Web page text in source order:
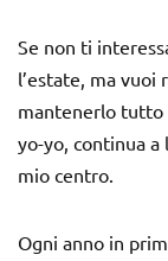
Se non ti
l’estate, ma
mantenerlo tutto
yo-yo, continua
mio centro.
Ogni anno in